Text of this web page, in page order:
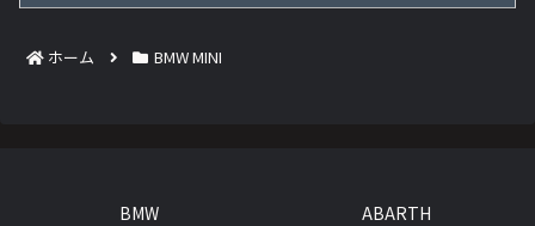
ホーム BMW MINI
BMW
ABARTH